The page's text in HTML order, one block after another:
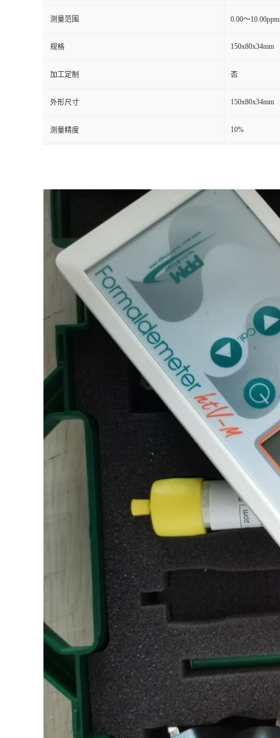
测量范围 0.00～10.00ppm
规格 150x80x34mm
加工定制 否
外形尺寸 150x80x34mm
测量精度 10%